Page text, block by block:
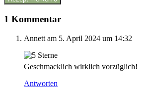
1 Kommentar
Annett am 5. April 2024 um 14:32
Geschmacklich wirklich vorzüglich!
Antworten